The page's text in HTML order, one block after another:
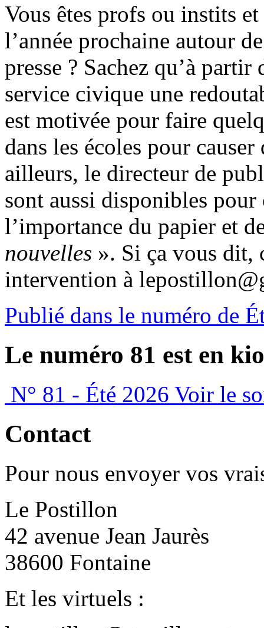
Vous êtes profs ou instits
l’année prochaine autour
presse ? Sachez qu’à
service civique une
est motivée pour faire
dans les écoles pour
ailleurs, le directeur de
sont aussi disponibles pour
l’importance du papier et
nouvelles ». Si ça vous dit,
intervention à
Publié dans le numéro de
Le numéro 81 est en
N° 81 - Été 2026 Voir le
Contact
Pour nous envoyer vos
Le Postillon
42 avenue Jean Jaurès
38600 Fontaine
Et les virtuels :